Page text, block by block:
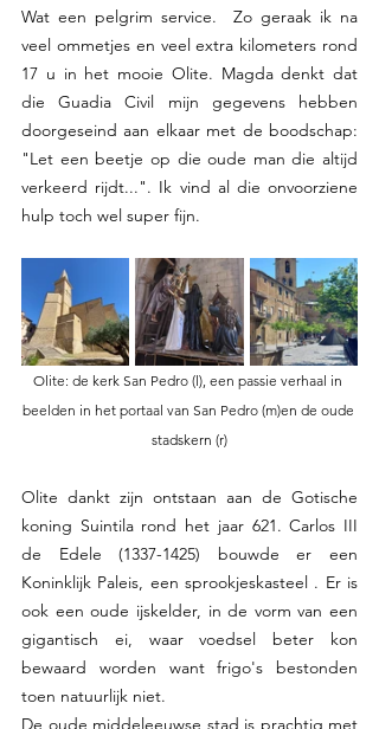
Wat een pelgrim service.  Zo geraak ik na
veel ommetjes en veel extra kilometers rond
17 u in het mooie Olite. Magda denkt dat
die Guadia Civil mijn gegevens hebben
doorgeseind aan elkaar met de boodschap:
"Let een beetje op die oude man die altijd
verkeerd rijdt...". Ik vind al die onvoorziene
hulp toch wel super fijn.
Olite: de kerk San Pedro (l), een passie verhaal in
beelden in het portaal van San Pedro (m)en de oude
stadskern (r)
Olite dankt zijn ontstaan aan de Gotische
koning Suintila rond het jaar 621. Carlos III
de Edele (1337-1425) bouwde er een
Koninklijk Paleis, een sprookjeskasteel . Er is
ook een oude ijskelder, in de vorm van een
gigantisch ei, waar voedsel beter kon
bewaard worden want frigo's bestonden
toen natuurlijk niet.
De oude middeleeuwse stad is prachtig met